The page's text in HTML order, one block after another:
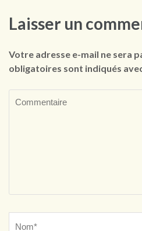
Laisser un
Votre adresse e-mail ne sera
obligatoires sont indiqués